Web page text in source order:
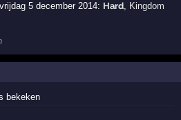
5 december 2014: Hard, Kingdom
bekeken